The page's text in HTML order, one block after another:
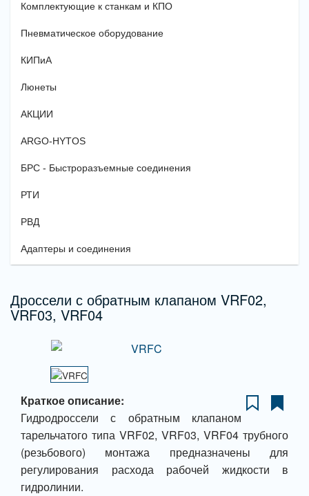
Комплектующие к станкам и КПО
Пневматическое оборудование
КИПиА
Люнеты
АКЦИИ
ARGO-HYTOS
БРС - Быстроразъемные соединения
РТИ
РВД
Адаптеры и соединения
Дроссели с обратным клапаном VRF02,
VRF03, VRF04
Краткое описание:
Гидродроссели с обратным клапаном
тарельчатого типа VRF02, VRF03, VRF04 трубного
(резьбового) монтажа предназначены для
регулирования расхода рабочей жидкости в
гидролинии.